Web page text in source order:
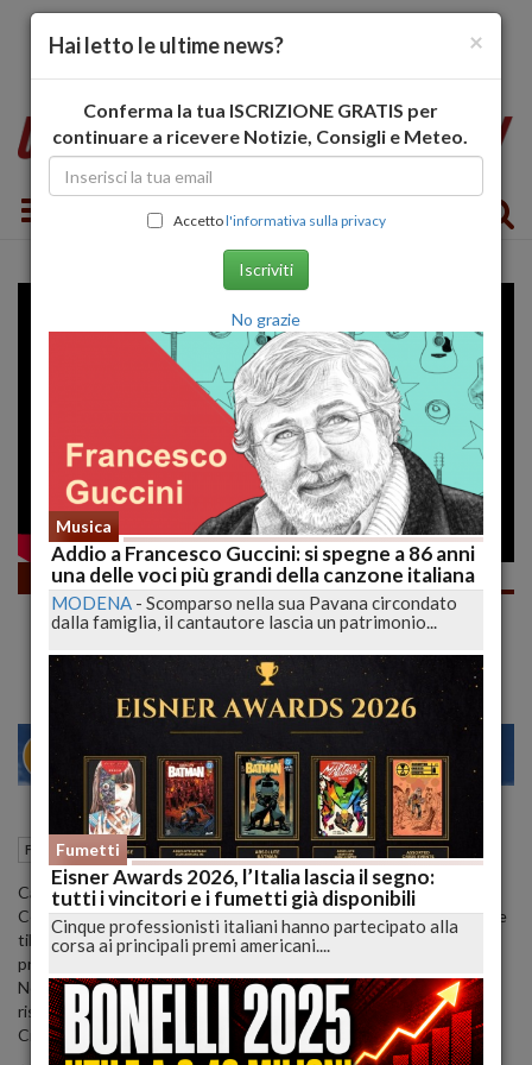
Toggle navigation
Fumetti
KALYA ha Fatto il Botto? Anteprima 2023
con Luca e Leo | lucadeejay
MILANO 22 27
Fumetti L'Aquila (AQ) 18 Febbraio 2023 16:46
Cari Lettori,
Con la splendida Sofia Alfonsetti (Twilight Princess su instagram e
tiktok) nel cosplay di Kalya più bello di sempre in copertina vi
presento l'anteprima 2023 dell'eroina (per caso) di Theia.
Noi ci leggiamo nei commenti e, come da tradizione, gli autori
riservano una domanda anche a voi Lettori!
Ciao Belli!!!
×
Hai letto le ultime news?
Conferma la tua ISCRIZIONE GRATIS per
continuare a ricevere Notizie, Consigli e Meteo.
Accettol'informativa sulla privacy
Iscriviti
No grazie
Musica
Addio a Francesco Guccini: si spegne a 86 anni
una delle voci più grandi della canzone italiana
MODENA - Scomparso nella sua Pavana circondato
dalla famiglia, il cantautore lascia un patrimonio...
Fumetti
Eisner Awards 2026, l’Italia lascia il segno:
tutti i vincitori e i fumetti già disponibili
Cinque professionisti italiani hanno partecipato alla
corsa ai principali premi americani....